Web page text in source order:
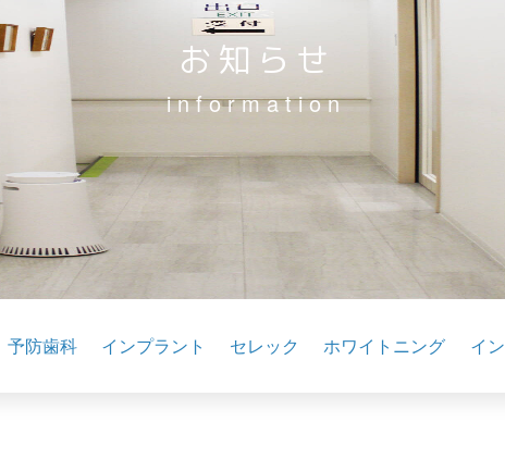
お知らせ
information
予防歯科 インプラント セレック ホワイトニング イ